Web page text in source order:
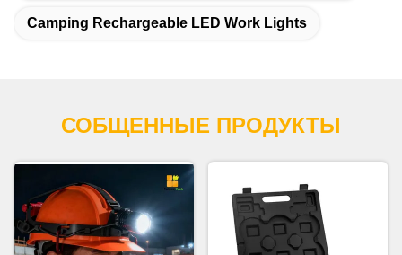
Camping Rechargeable LED Work Lights
СОБЩЕННЫЕ ПРОДУКТЫ